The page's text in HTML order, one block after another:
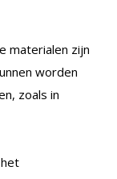
materialen zijn
worden
zoals in